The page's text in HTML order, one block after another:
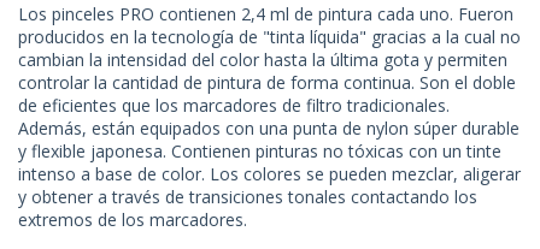
Los pinceles PRO contienen 2,4 ml de pintura cada uno. Fueron
producidos en la tecnología de "tinta líquida" gracias a la cual no
cambian la intensidad del color hasta la última gota y permiten
controlar la cantidad de pintura de forma continua. Son el doble
de eficientes que los marcadores de filtro tradicionales.
Además, están equipados con una punta de nylon súper durable
y flexible japonesa. Contienen pinturas no tóxicas con un tinte
intenso a base de color. Los colores se pueden mezclar, aligerar
y obtener a través de transiciones tonales contactando los
extremos de los marcadores.